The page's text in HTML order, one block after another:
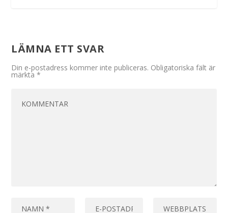
LÄMNA ETT SVAR
Din e-postadress kommer inte publiceras. Obligatoriska fält är
märkta*